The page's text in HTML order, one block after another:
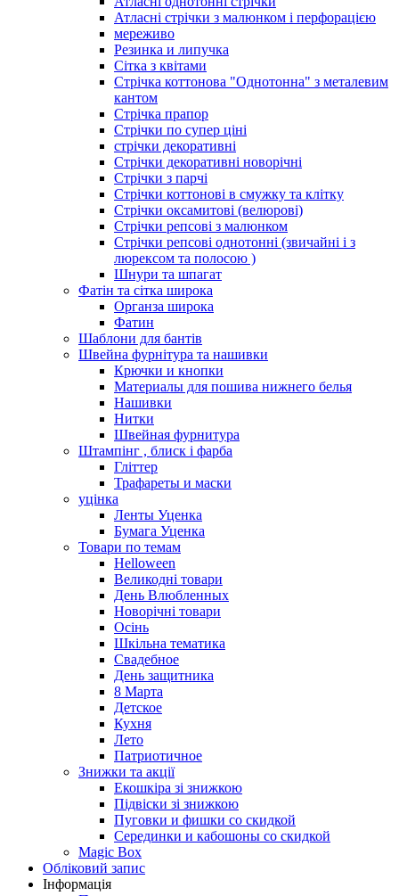
Атласні стрічки з малюнком і перфорацією
мереживо
Резинка и липучка
Сітка з квітами
Стрічка коттонова "Однотонна" з металевим
кантом
Стрічка прапор
Стрічки по супер ціні
стрічки декоративні
Стрічки декоративні новорічні
Стрічки з парчі
Стрічки коттонові в смужку та клітку
Стрічки оксамитові (велюрові)
Стрічки репсові з малюнком
Стрічки репсові однотонні (звичайні і з
люрексом та полосою )
Шнури та шпагат
Фатін та сітка широка
Органза широка
Фатин
Шаблони для бантів
Швейна фурнітура та нашивки
Крючки и кнопки
Материалы для пошива нижнего белья
Нашивки
Нитки
Швейная фурнитура
Штампінг , блиск і фарба
Гліттер
Трафареты и маски
уцінка
Ленты Уценка
Бумага Уценка
Товари по темам
Helloween
Великодні товари
День Влюбленных
Новорічні товари
Осінь
Шкільна тематика
Свадебное
День защитника
8 Марта
Детское
Кухня
Лето
Патриотичное
Знижки та акції
Екошкіра зі знижкою
Підвіски зі знижкою
Пуговки и фишки со скидкой
Серединки и кабошоны со скидкой
Magic Box
Обліковий запис
Інформація